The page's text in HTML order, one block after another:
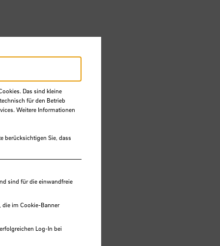
Das sind kleine
für den Betrieb
Weitere Informationen
berücksichtigen Sie, dass
sind für die einwandfreie
die im Cookie-Banner
Log-In bei